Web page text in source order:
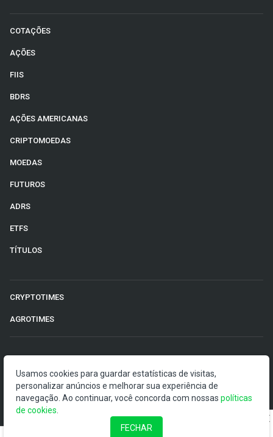
COTAÇÕES
AÇÕES
FIIS
BDRS
AÇÕES AMERICANAS
CRIPTOMOEDAS
MOEDAS
FUTUROS
ADRS
ETFS
TÍTULOS
CRYPTOTIMES
AGROTIMES
O Money Times publica matérias de cunho jornalístico, que
visam a democratização da informação. Nossas
publicações devem ser compreendidas como boletins
anunciadores e divulgadores, e não como uma
Usamos cookies para guardar estatísticas de visitas,
personalizar anúncios e melhorar sua experiência de
navegação. Ao continuar, você concorda com nossas políticas
de cookies
FECHAR